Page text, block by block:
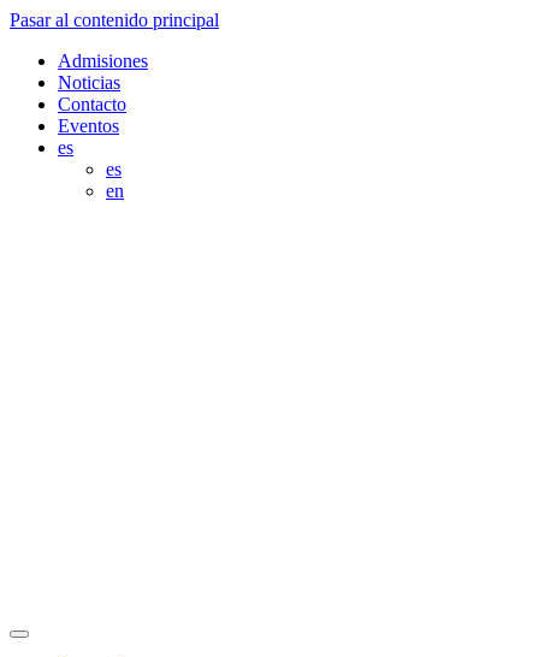
Pasar al contenido principal
Admisiones
Noticias
Contacto
Eventos
es
es
en